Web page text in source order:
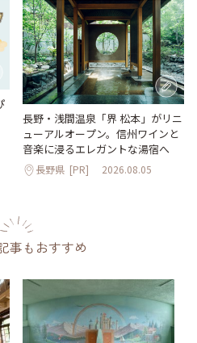
長野・浅間温泉「界 松本」がリニ
ューアルオープン。信州ワインと
音楽に浸るエレガントな湯宿へ
長野県 [PR] 2026.08.05
事もおすすめ